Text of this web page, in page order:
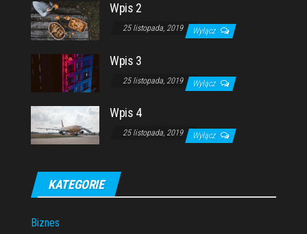
Wpis 2
25 listopada, 2019 Wyłącz
Wpis 3
25 listopada, 2019 Wyłącz
Wpis 4
25 listopada, 2019 Wyłącz
KATEGORIE
Biznes